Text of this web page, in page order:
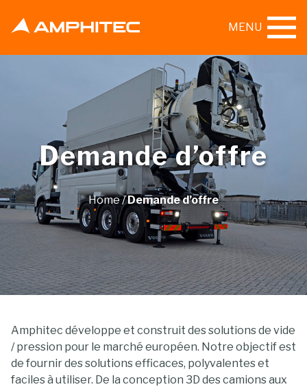
MENU
Demande d’offre
Home/Demande d’offre
Amphitec développe et construit des solutions de vide
/ pression pour le marché européen. Notre objectif est
de fournir des solutions efficaces, polyvalentes et
faciles à utiliser. De la conception 3D des camions aux